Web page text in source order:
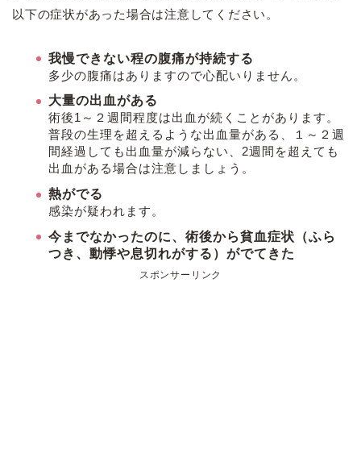
以下の症状があった場合は注意してください。
我慢できない程の腹痛が持続する
多少の腹痛はありますので心配いりません。
大量の出血がある
術後1～２週間程度は出血が続くことがあります。
普段の生理を超えるような出血量がある、１～２週
間経過しても出血量が減らない、2週間を超えても
出血がある場合は注意しましょう。
熱がでる
感染が疑われます。
今までなかったのに、術後から貧血症状（ふら
つき、動悸や息切れがする）がでてきた
スポンサーリンク